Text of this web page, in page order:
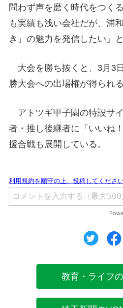
問わず声を磨く時代をつく
も実績も浅い会社だが、浦
き』の魅力を発信したい」
大会を勝ち抜くと、3月3
勝大会への出場権が得られる
アトツギ甲子園の特設サ
者・推し後継者に「いいね
援合戦も展開している。
ツイ
教育・ライフ